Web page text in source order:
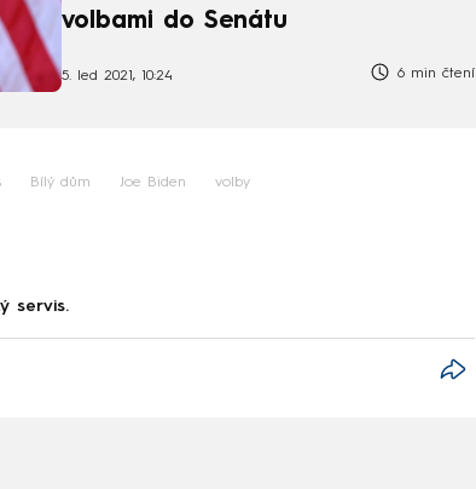
volbami do Senátu
5. led 2021, 10:24 6 min čtení
Bílý dům Joe Biden volby
servis.